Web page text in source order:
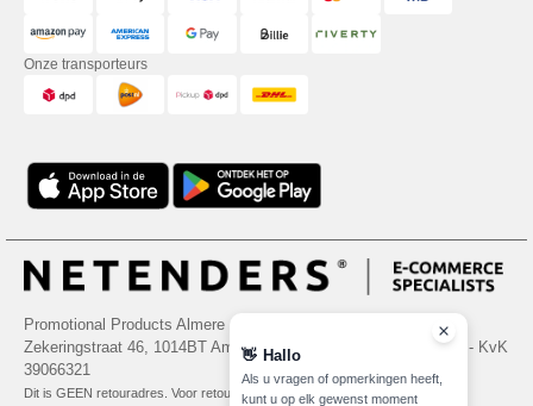
Onze transporteurs
Promotional Products Almere (P.P.A.) B.V.
Zekeringstraat 46, 1014BT Amsterdam - VAT NL 005596191B03 - KvK
39066321
Dit is GEEN retouradres. Voor retourzending, zie hier
👋 Hallo
Als u vragen of opmerkingen heeft,
kunt u op elk gewenst moment